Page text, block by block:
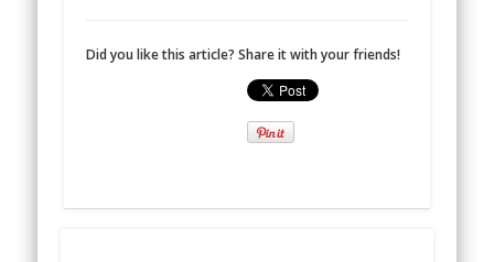
Did you like this article? Share it with your friends!